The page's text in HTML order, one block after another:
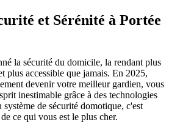
et Sérénité à Portée
la sécurité du domicile, la rendant plus
plus accessible que jamais. En 2025,
devenir votre meilleur gardien, vous
inestimable grâce à des technologies
de sécurité domotique, c'est
ce qui vous est le plus cher.